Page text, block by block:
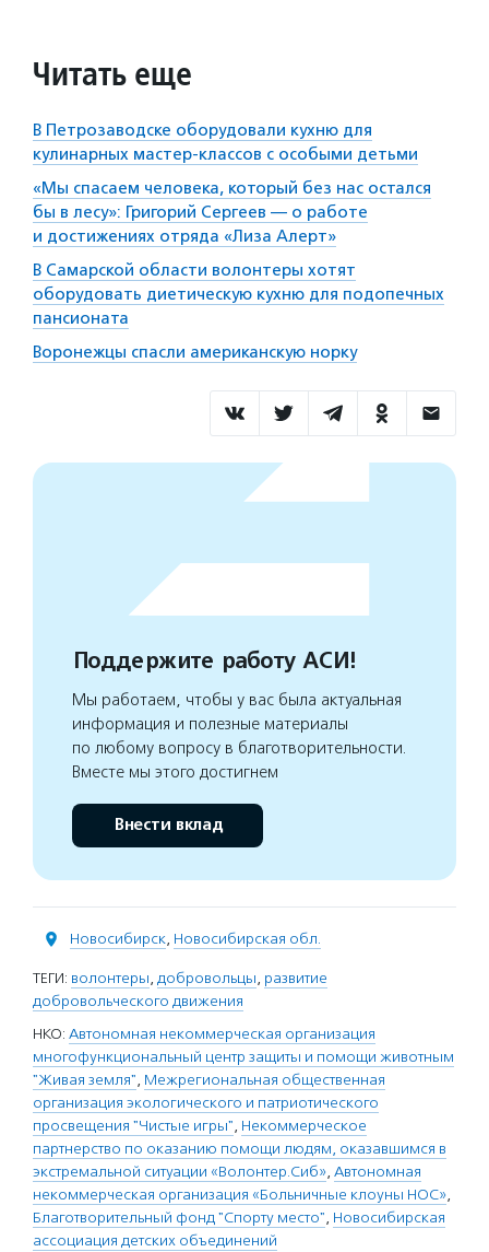
Читать еще
В Петрозаводске оборудовали кухню для
кулинарных мастер-классов с особыми детьми
«Мы спасаем человека, который без нас остался
бы в лесу»: Григорий Сергеев — о работе
и достижениях отряда «Лиза Алерт»
В Самарской области волонтеры хотят
оборудовать диетическую кухню для подопечных
пансионата
Воронежцы спасли американскую норку
Поддержите работу АСИ!
Мы работаем, чтобы у вас была актуальная
информация и полезные материалы
по любому вопросу в благотворительности.
Вместе мы этого достигнем
Внести вклад
Новосибирск, Новосибирская обл.
ТЕГИ: волонтеры, добровольцы, развитие
добровольческого движения
НКО: Автономная некоммерческая организация
многофункциональный центр защиты и помощи животным
"Живая земля", Межрегиональная общественная
организация экологического и патриотического
просвещения "Чистые игры", Некоммерческое
партнерство по оказанию помощи людям, оказавшимся в
экстремальной ситуации «Волонтер.Сиб», Автономная
некоммерческая организация «Больничные клоуны НОС»,
Благотворительный фонд "Спорту место", Новосибирская
ассоциация детских объединений